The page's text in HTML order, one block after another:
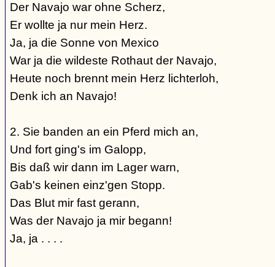
Der Navajo war ohne Scherz,
Er wollte ja nur mein Herz.
Ja, ja die Sonne von Mexico
War ja die wildeste Rothaut der Navajo,
Heute noch brennt mein Herz lichterloh,
Denk ich an Navajo!
2. Sie banden an ein Pferd mich an,
Und fort ging's im Galopp,
Bis daß wir dann im Lager warn,
Gab's keinen einz'gen Stopp.
Das Blut mir fast gerann,
Was der Navajo ja mir begann!
Ja, ja . . . .